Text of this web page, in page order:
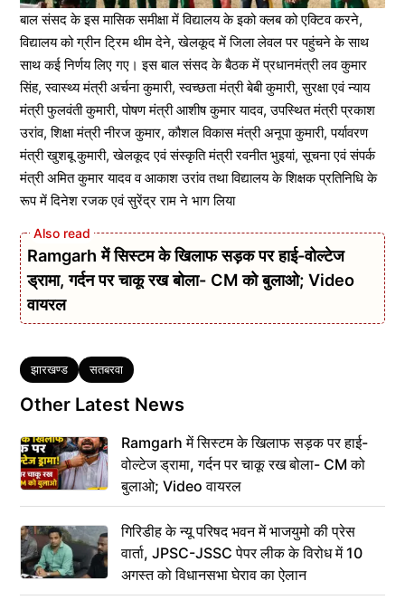
बाल संसद के इस मासिक समीक्षा में विद्यालय के इको क्लब को एक्टिव करने,
विद्यालय को ग्रीन ट्रिम थीम देने, खेलकूद में जिला लेवल पर पहुंचने के साथ
साथ कई निर्णय लिए गए। इस बाल संसद के बैठक में प्रधानमंत्री लव कुमार
सिंह, स्वास्थ्य मंत्री अर्चना कुमारी, स्वच्छता मंत्री बेबी कुमारी, सुरक्षा एवं न्याय
मंत्री फुलवंती कुमारी, पोषण मंत्री आशीष कुमार यादव, उपस्थित मंत्री प्रकाश
उरांव, शिक्षा मंत्री नीरज कुमार, कौशल विकास मंत्री अनूपा कुमारी, पर्यावरण
मंत्री खुशबू कुमारी, खेलकूद एवं संस्कृति मंत्री रवनीत भुइयां, सूचना एवं संपर्क
मंत्री अमित कुमार यादव व आकाश उरांव तथा विद्यालय के शिक्षक प्रतिनिधि के
रूप में दिनेश रजक एवं सुरेंद्र राम ने भाग लिया
Ramgarh में सिस्टम के खिलाफ सड़क पर हाई-वोल्टेज
ड्रामा, गर्दन पर चाकू रख बोला- CM को बुलाओ; Video
वायरल
Tags
झारखण्ड सतबरवा
Other Latest News
Ramgarh में सिस्टम के खिलाफ सड़क पर हाई-
वोल्टेज ड्रामा, गर्दन पर चाकू रख बोला- CM को
बुलाओ; Video वायरल
गिरिडीह के न्यू परिषद भवन में भाजयुमो की प्रेस
वार्ता, JPSC-JSSC पेपर लीक के विरोध में 10
अगस्त को विधानसभा घेराव का ऐलान